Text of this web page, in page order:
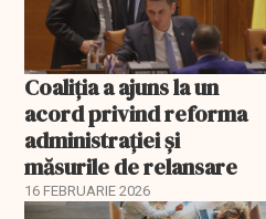
Coaliția a ajuns la un
acord privind reforma
administrației și
măsurile de relansare
16 FEBRUARIE 2026